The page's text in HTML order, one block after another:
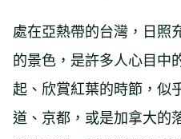
處在亞熱帶的台灣，日照
的景色，是許多人心目中
起、欣賞紅葉的時節，似
道、京都，或是加拿大的